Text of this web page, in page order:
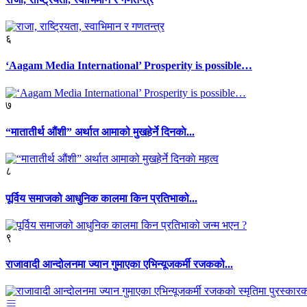
६
‘Aagam Media International’ Prosperity is possible…
७
“मातातीर्थ औंशी” अर्थात आमाको मुखहेर्ने दिनकाे...
८
पूर्विय समाजको आधुनिक कालमा किन प्रतिभाको...
९
राजावादी आन्दोलनमा ज्यान गुमाएका एभिन्यूजकर्मी रजकको...